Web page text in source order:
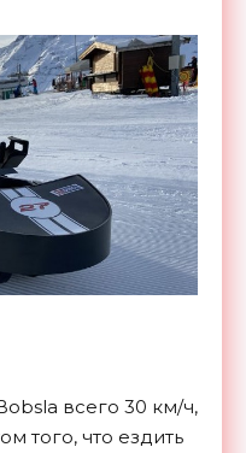
всего 30 км/ч,
того, что ездить